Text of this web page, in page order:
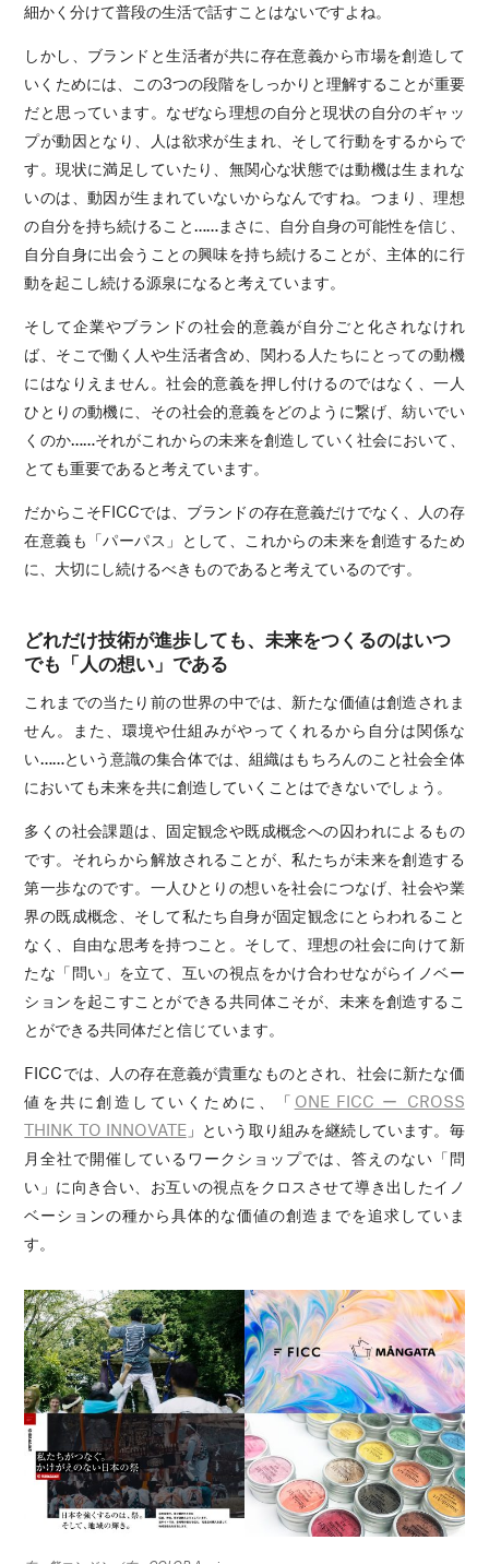
細かく分けて普段の生活で話すことはないですよね。
しかし、ブランドと生活者が共に存在意義から市場を創造して
いくためには、この3つの段階をしっかりと理解することが重要
だと思っています。なぜなら理想の自分と現状の自分のギャッ
プが動因となり、人は欲求が生まれ、そして行動をするからで
す。現状に満足していたり、無関心な状態では動機は生まれな
いのは、動因が生まれていないからなんですね。つまり、理想
の自分を持ち続けること……まさに、自分自身の可能性を信じ、
自分自身に出会うことの興味を持ち続けることが、主体的に行
動を起こし続ける源泉になると考えています。
そして企業やブランドの社会的意義が自分ごと化されなけれ
ば、そこで働く人や生活者含め、関わる人たちにとっての動機
にはなりえません。社会的意義を押し付けるのではなく、一人
ひとりの動機に、その社会的意義をどのように繋げ、紡いでい
くのか……それがこれからの未来を創造していく社会において、
とても重要であると考えています。
だからこそFICCでは、ブランドの存在意義だけでなく、人の存
在意義も「パーパス」として、これからの未来を創造するため
に、大切にし続けるべきものであると考えているのです。
どれだけ技術が進歩しても、未来をつくるのはいつ
でも「人の想い」である
これまでの当たり前の世界の中では、新たな価値は創造されま
せん。また、環境や仕組みがやってくれるから自分は関係な
い……という意識の集合体では、組織はもちろんのこと社会全体
においても未来を共に創造していくことはできないでしょう。
多くの社会課題は、固定観念や既成概念への囚われによるもの
です。それらから解放されることが、私たちが未来を創造する
第一歩なのです。一人ひとりの想いを社会につなげ、社会や業
界の既成概念、そして私たち自身が固定観念にとらわれること
なく、自由な思考を持つこと。そして、理想の社会に向けて新
たな「問い」を立て、互いの視点をかけ合わせながらイノベー
ションを起こすことができる共同体こそが、未来を創造するこ
とができる共同体だと信じています。
FICCでは、人の存在意義が貴重なものとされ、社会に新たな価
値を共に創造していくために、「 ONE FICC ー CROSS
THINK TO INNOVATE」という取り組みを継続しています。毎
月全社で開催しているワークショップでは、答えのない「問
い」に向き合い、お互いの視点をクロスさせて導き出したイノ
ベーションの種から具体的な価値の創造までを追求していま
す。